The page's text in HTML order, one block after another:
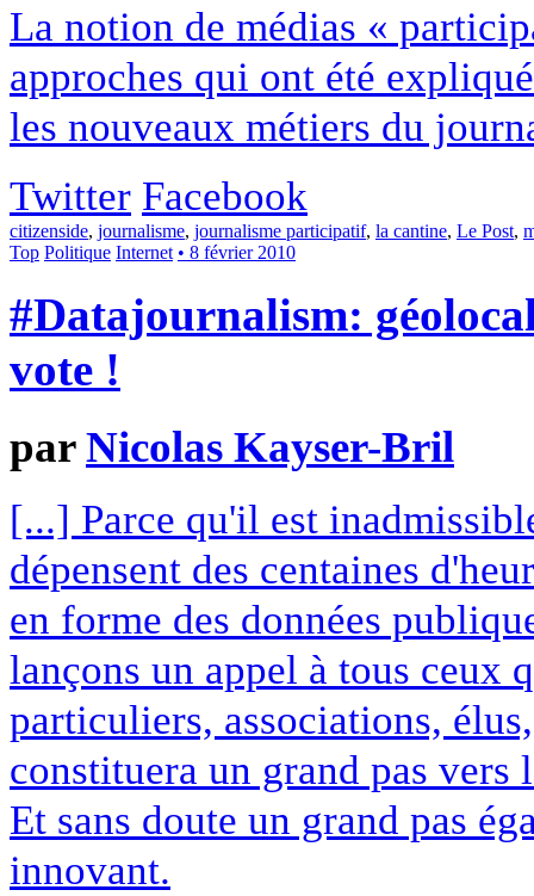
La notion de médias «
approches qui ont été
les nouveaux métiers du
Twitter Facebook
citizenside, journalisme, journalisme participatif, la cantine, Le Post,
Top Politique Internet • 8 février 2010
#Datajournalism:
vote !
parNicolas Kayser-Bril
[...] Parce qu'il est
dépensent des centaines
en forme des données
lançons un appel à tous ceux
particuliers, associations,
constituera un grand pas
Et sans doute un grand pas
innovant.